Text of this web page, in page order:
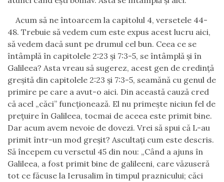
Acum să ne întoarcem la capitolul 4, versetele 44-
48. Trebuie să vedem cum este expus acest lucru aici,
să vedem dacă sunt pe drumul cel bun. Ceea ce se
întâmplă în capitolele 2:23 şi 7:3-5, se întâmplă şi în
Galileea? Asta vreau să sugerez, acest gen de credinţă
greşită din capitolele 2:23 şi 7:3-5, seamănă cu genul de
primire pe care a avut-o aici. Din această cauză cred
că acel „căci” funcţionează. El nu primeşte niciun fel de
preţuire în Galileea, tocmai de aceea este primit bine.
Dar acum avem nevoie de dovezi. Vrei să spui că L-au
primit într-un mod greşit? Ascultaţi cum este descris.
Să începem cu versetul 45 din nou: „Când a ajuns în
Galileea, a fost primit bine de galileeni, care văzuseră
tot ce făcuse la Ierusalim în timpul praznicului; căci